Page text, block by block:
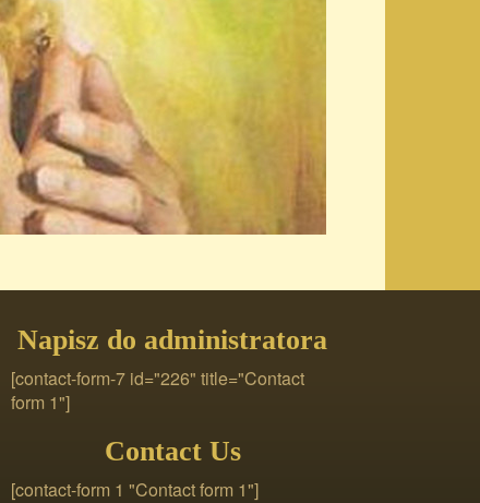
Napisz do administratora
[contact-form-7 id="226" title="Contact
form 1"]
Contact Us
[contact-form 1 "Contact form 1"]